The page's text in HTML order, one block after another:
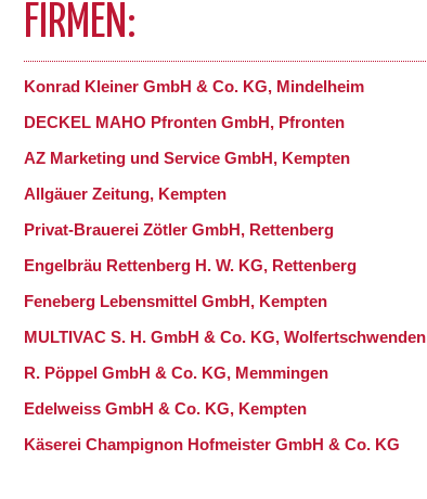
FIRMEN:
Konrad Kleiner GmbH & Co. KG, Mindelheim
DECKEL MAHO Pfronten GmbH, Pfronten
AZ Marketing und Service GmbH, Kempten
Allgäuer Zeitung, Kempten
Privat-Brauerei Zötler GmbH, Rettenberg
Engelbräu Rettenberg H. W. KG, Rettenberg
Feneberg Lebensmittel GmbH, Kempten
MULTIVAC S. H. GmbH & Co. KG, Wolfertschwenden
R. Pöppel GmbH & Co. KG, Memmingen
Edelweiss GmbH & Co. KG, Kempten
Käserei Champignon Hofmeister GmbH & Co. KG